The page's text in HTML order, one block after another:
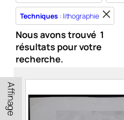
Techniques : lithographie
Nous avons trouvé 1
résultats pour votre
recherche.
Affinage